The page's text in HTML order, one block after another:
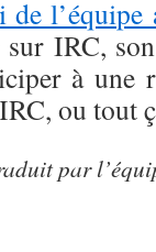
de l’équipe
sur IRC,
à une
ou tout
par